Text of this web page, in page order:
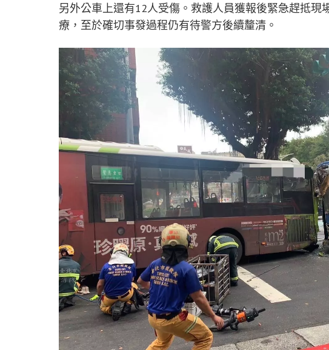
另外公車上還有12人受傷。救護人員獲報後緊急趕抵現
療，至於確切事發過程仍有待警方後續釐清。